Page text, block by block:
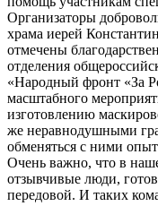
Организаторы
храма иерей
отмечены
отделения
«Народный фронт «За
масштабного
изготовлению
же неравнодушными
обменяться с ними
Очень важно, что в
отзывчивые люди,
передовой. И таких